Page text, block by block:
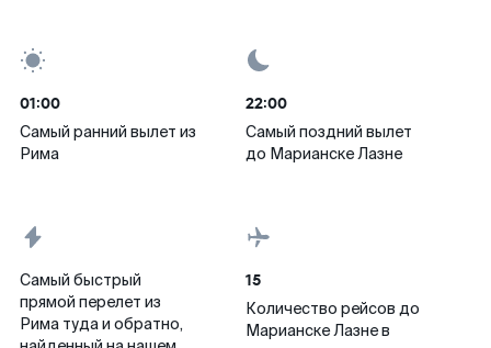
01:00
Самый ранний вылет из
Рима
22:00
Самый поздний вылет
до Марианске Лазне
Самый быстрый
прямой перелет из
Рима туда и обратно,
15
Количество рейсов до
Марианске Лазне в